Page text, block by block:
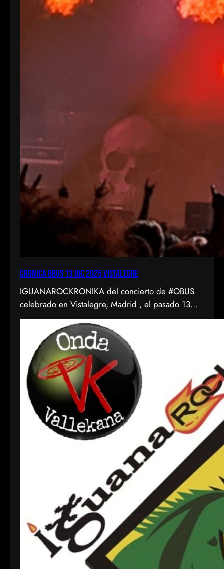
CRONICA OBUS 13 DIC 2025 VISTALEGRE
IGUANAROCKRONIKA del concierto de #OBUS
celebrado en Vistalegre, Madrid , el pasado 13
diciembre de 2025